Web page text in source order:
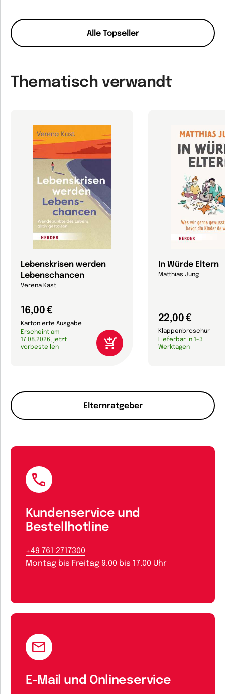
Alle Topseller
Thematisch verwandt
Elternratgeber
Lebenskrisen werden
Lebenschancen
Verena Kast
16,00 €
Kartonierte Ausgabe
Erscheint am
17.08.2026, jetzt
vorbestellen
In Würde Eltern
Matthias Jung
22,00 €
Klappenbroschur
Lieferbar in 1-3
Werktagen
Kundenservice und
Bestellhotline
+49 761 2717300
Montag bis Freitag 9.00 bis 17.00 Uhr
E-Mail und Onlineservice